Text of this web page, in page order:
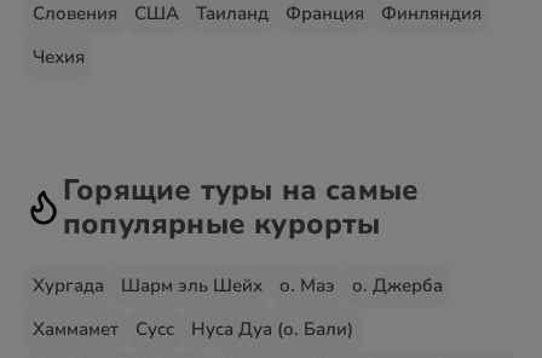
Словения
США Таиланд Франция
Финляндия
Чехия
Горящие туры на самые
популярные курорты
Хургада Шарм эль Шейх о. Маэ
о. Джерба
Хаммамет
Сусс
Нуса Дуа (о. Бали)